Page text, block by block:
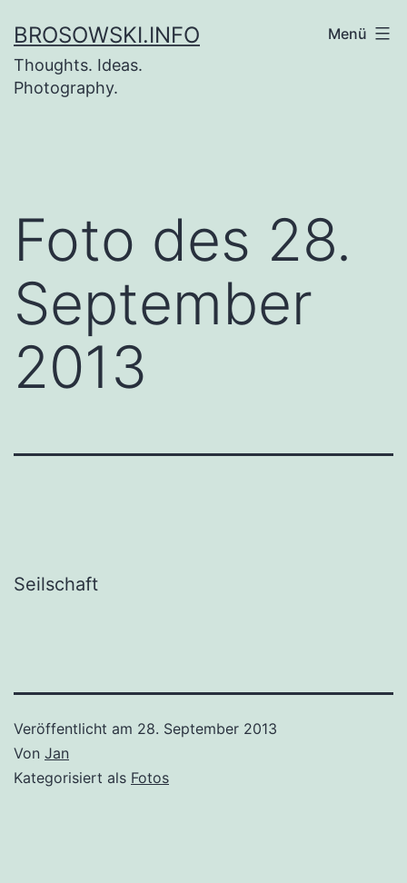
Inhalt
springen
BROSOWSKI.INFO
Thoughts. Ideas.
Photography.
Menü
Foto des 28.
September
2013
Seilschaft
Veröffentlicht am 28. September 2013
Von Jan
Kategorisiert als Fotos